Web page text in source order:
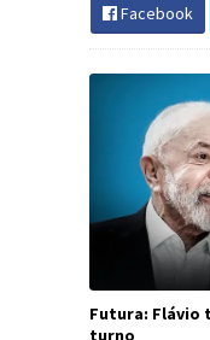
Facebook
Futura: Flávio
turno